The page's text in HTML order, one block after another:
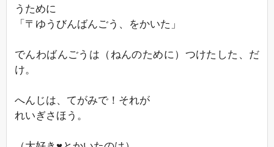
うために
「〒ゆうびんばんごう、をかいた」
でんわばんごうは（ねんのために）つけたした、だ
け。
へんじは、てがみで！それが
れいぎさほう。